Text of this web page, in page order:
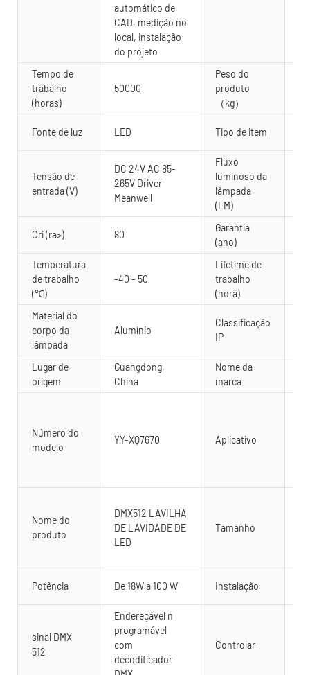
automático de
CAD, medição no
local, instalação
do projeto
Tempo de
trabalho
(horas)
50000
Peso do
produto
（kg）
Fonte de luz LED Tipo de item
Tensão de
entrada (V)
DC 24V AC 85-
265V Driver
Meanwell
Fluxo
luminoso da
lâmpada
(LM)
Cri (ra>) 80
Garantia
(ano)
Temperatura
de trabalho
(℃)
-40 - 50
Lifetime de
trabalho
(hora)
Material do
corpo da
lâmpada
Alumínio
Classificação
IP
Lugar de
origem
Guangdong,
China
Nome da
marca
Número do
modelo
YY-XQ7670 Aplicativo
Nome do
produto
DMX512 LAVILHA
DE LAVIDADE DE
LED
Tamanho
Potência De 18W a 100 W Instalação
sinal DMX
512
Endereçável n
programável
com
decodificador
Controlar